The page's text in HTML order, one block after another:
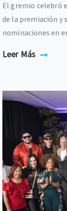
El gremio celebró
de la premiación y
nominaciones en
Leer Más